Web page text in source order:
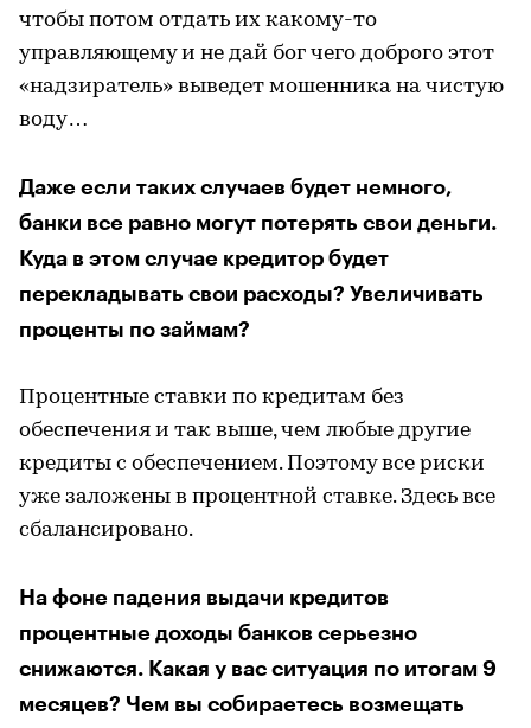
чтобы потом отдать их какому-то
управляющему и не дай бог чего доброго этот
«надзиратель» выведет мошенника на чистую
воду…
Даже если таких случаев будет немного,
банки все равно могут потерять свои деньги.
Куда в этом случае кредитор будет
перекладывать свои расходы? Увеличивать
проценты по займам?
Процентные ставки по кредитам без
обеспечения и так выше, чем любые другие
кредиты с обеспечением. Поэтому все риски
уже заложены в процентной ставке. Здесь все
сбалансировано.
На фоне падения выдачи кредитов
процентные доходы банков серьезно
снижаются. Какая у вас ситуация по итогам 9
месяцев? Чем вы собираетесь возмещать